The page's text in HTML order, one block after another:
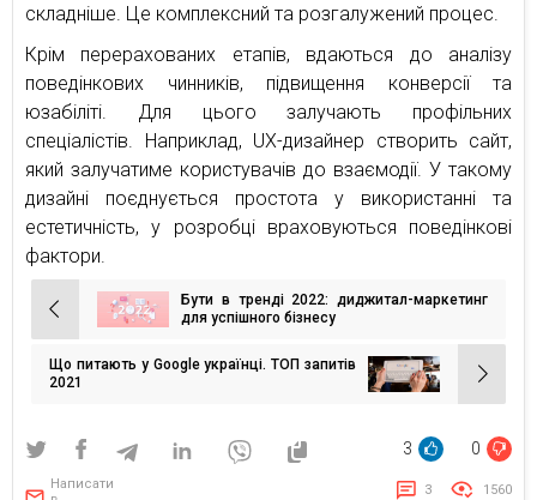
складніше. Це комплексний та розгалужений процес.
Крім перерахованих етапів, вдаються до аналізу
поведінкових чинників, підвищення конверсії та
юзабіліті. Для цього залучають профільних
спеціалістів. Наприклад, UX-дизайнер створить сайт,
який залучатиме користувачів до взаємодії. У такому
дизайні поєднується простота у використанні та
естетичність, у розробці враховуються поведінкові
фактори.
Навігація
записів
Бути в тренді 2022: диджитал-маркетинг
для успішного бізнесу
Що питають у Google українці. ТОП запитів
2021
3 0
Написати
3 1560